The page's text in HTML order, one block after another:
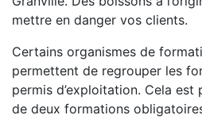
mettre en danger vos clients.
Certains organismes de
permettent de regrouper les
permis d’exploitation. Cela est
de deux formations